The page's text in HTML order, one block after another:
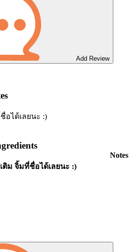
Add Review
อได้เลยนะ :)
ติม จิ้มที่ชื่อได้เลยนะ :)
Notes